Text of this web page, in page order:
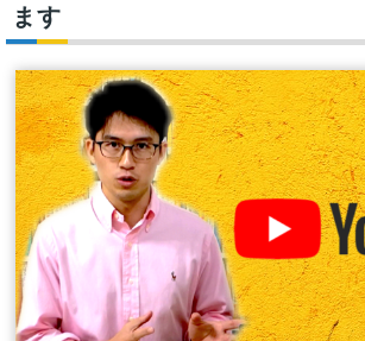
ます